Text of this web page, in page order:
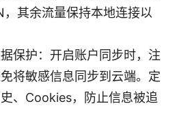
，其余流量保持本地连接以
保护：开启账户同步时，注
将敏感信息同步到云端。定
、Cookies，防止信息被追